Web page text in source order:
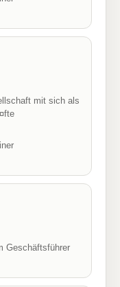
mit sich als
Geschäftsführer